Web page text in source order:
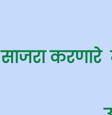
साजरा